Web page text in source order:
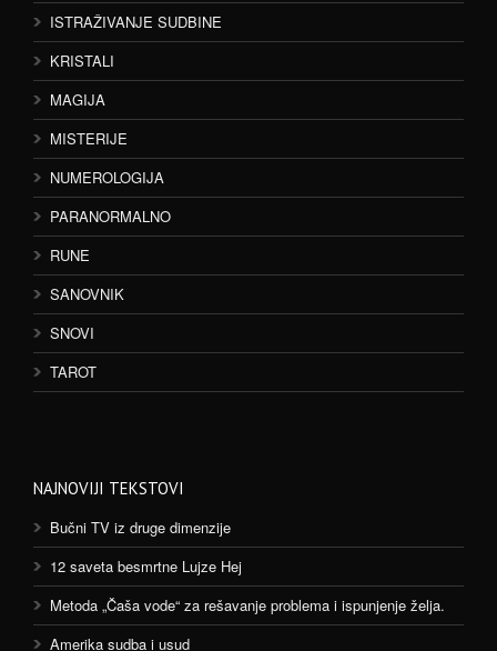
ISTRAŽIVANJE SUDBINE
KRISTALI
MAGIJA
MISTERIJE
NUMEROLOGIJA
PARANORMALNO
RUNE
SANOVNIK
SNOVI
TAROT
NAJNOVIJI TEKSTOVI
Bučni TV iz druge dimenzije
12 saveta besmrtne Lujze Hej
Metoda „Čaša vode“ za rešavanje problema i ispunjenje želja.
Amerika sudba i usud